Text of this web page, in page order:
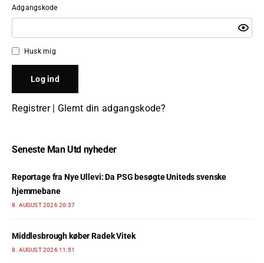
Adgangskode
Husk mig
Registrer| Glemt din adgangskode?
Seneste Man Utd nyheder
Reportage fra Nye Ullevi: Da PSG besøgte Uniteds svenske
hjemmebane
8. AUGUST 2026 20:37
Middlesbrough køber Radek Vitek
8. AUGUST 2026 11:51